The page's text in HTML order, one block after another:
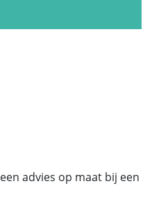
advies op maat bij een